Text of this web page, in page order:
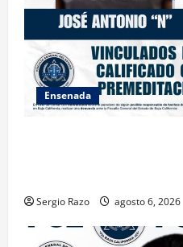
Ensenada
Sergio Razo agosto 6, 2026